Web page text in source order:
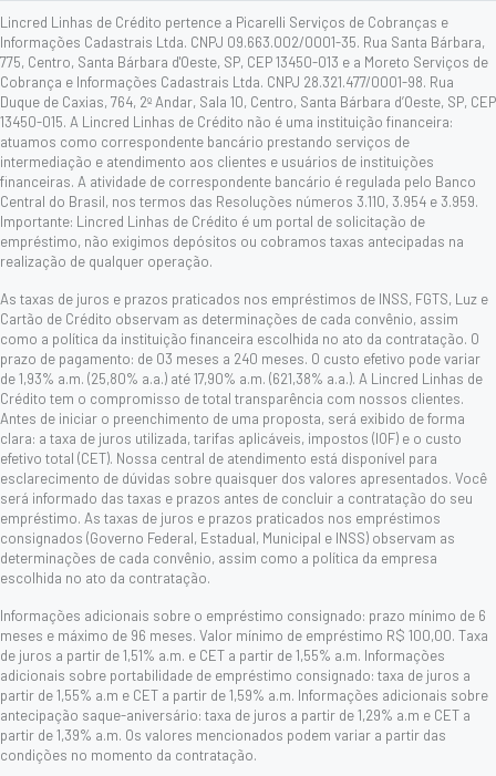
Lincred Linhas de Crédito pertence a Picarelli Serviços de Cobranças e
Informações Cadastrais Ltda. CNPJ 09.663.002/0001-35. Rua Santa Bárbara,
775, Centro, Santa Bárbara d'Oeste, SP, CEP 13450-013 e a Moreto Serviços de
Cobrança e Informações Cadastrais Ltda. CNPJ 28.321.477/0001-98. Rua
Duque de Caxias, 764, 2º Andar, Sala 10, Centro, Santa Bárbara d’Oeste, SP, CEP
13450-015. A Lincred Linhas de Crédito não é uma instituição financeira:
atuamos como correspondente bancário prestando serviços de
intermediação e atendimento aos clientes e usuários de instituições
financeiras. A atividade de correspondente bancário é regulada pelo Banco
Central do Brasil, nos termos das Resoluções números 3.110, 3.954 e 3.959.
Importante: Lincred Linhas de Crédito é um portal de solicitação de
empréstimo, não exigimos depósitos ou cobramos taxas antecipadas na
realização de qualquer operação.
As taxas de juros e prazos praticados nos empréstimos de INSS, FGTS, Luz e
Cartão de Crédito observam as determinações de cada convênio, assim
como a política da instituição financeira escolhida no ato da contratação. O
prazo de pagamento: de 03 meses a 240 meses. O custo efetivo pode variar
de 1,93% a.m. (25,80% a.a.) até 17,90% a.m. (621,38% a.a.). A Lincred Linhas de
Crédito tem o compromisso de total transparência com nossos clientes.
Antes de iniciar o preenchimento de uma proposta, será exibido de forma
clara: a taxa de juros utilizada, tarifas aplicáveis, impostos (IOF) e o custo
efetivo total (CET). Nossa central de atendimento está disponível para
esclarecimento de dúvidas sobre quaisquer dos valores apresentados. Você
será informado das taxas e prazos antes de concluir a contratação do seu
empréstimo. As taxas de juros e prazos praticados nos empréstimos
consignados (Governo Federal, Estadual, Municipal e INSS) observam as
determinações de cada convênio, assim como a política da empresa
escolhida no ato da contratação.
Informações adicionais sobre o empréstimo consignado: prazo mínimo de 6
meses e máximo de 96 meses. Valor mínimo de empréstimo R$ 100,00. Taxa
de juros a partir de 1,51% a.m. e CET a partir de 1,55% a.m. Informações
adicionais sobre portabilidade de empréstimo consignado: taxa de juros a
partir de 1,55% a.m e CET a partir de 1,59% a.m. Informações adicionais sobre
antecipação saque-aniversário: taxa de juros a partir de 1,29% a.m e CET a
partir de 1,39% a.m. Os valores mencionados podem variar a partir das
condições no momento da contratação.